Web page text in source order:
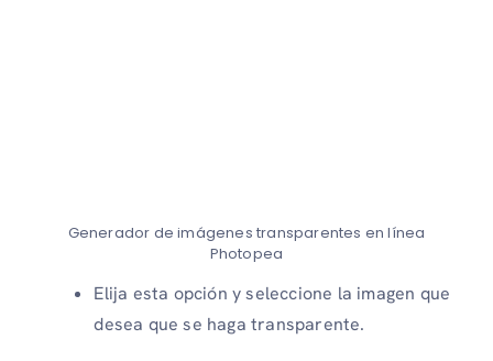
Generador de imágenes transparentes en línea
Photopea
Elija esta opción y seleccione la imagen que
desea que se haga transparente.